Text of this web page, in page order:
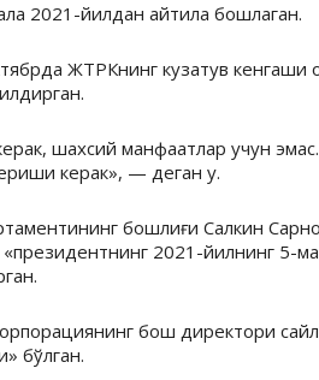
2021-йилдан айтила бошлаган.
ЖТРКнинг кузатув кенгаши
шахсий манфаатлар учун
керак», — деган у.
бошлиғи Салкин
2021-йилнинг 5-
бош директори
бўлган.